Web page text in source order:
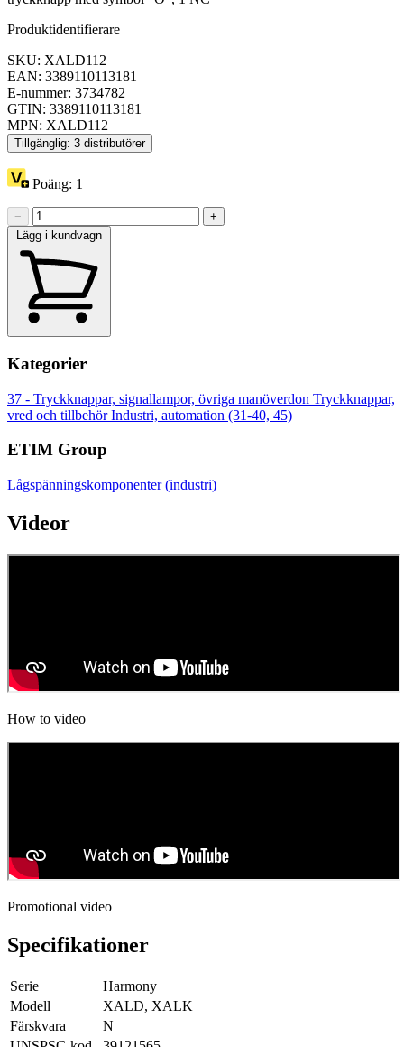
Produktidentifierare
SKU: XALD112
EAN: 3389110113181
E-nummer: 3734782
GTIN: 3389110113181
MPN: XALD112
Tillgänglig: 3 distributörer
Poäng: 1
−
+
Lägg i kundvagn
Kategorier
37 - Tryckknappar, signallampor, övriga manöverdon Tryckknappar,
vred och tillbehörIndustri, automation (31-40, 45)
ETIM Group
Lågspänningskomponenter (industri)
Videor
How to video
Promotional video
Specifikationer
Serie
Harmony
Modell
XALD, XALK
Färskvara
N